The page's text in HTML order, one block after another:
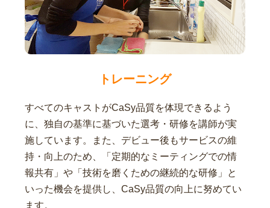
トレーニング
すべてのキャストがCaSy品質を体現できるよう
に、独自の基準に基づいた選考・研修を講師が実
施しています。また、デビュー後もサービスの維
持・向上のため、「定期的なミーティングでの情
報共有」や「技術を磨くための継続的な研修」と
いった機会を提供し、CaSy品質の向上に努めてい
ます。